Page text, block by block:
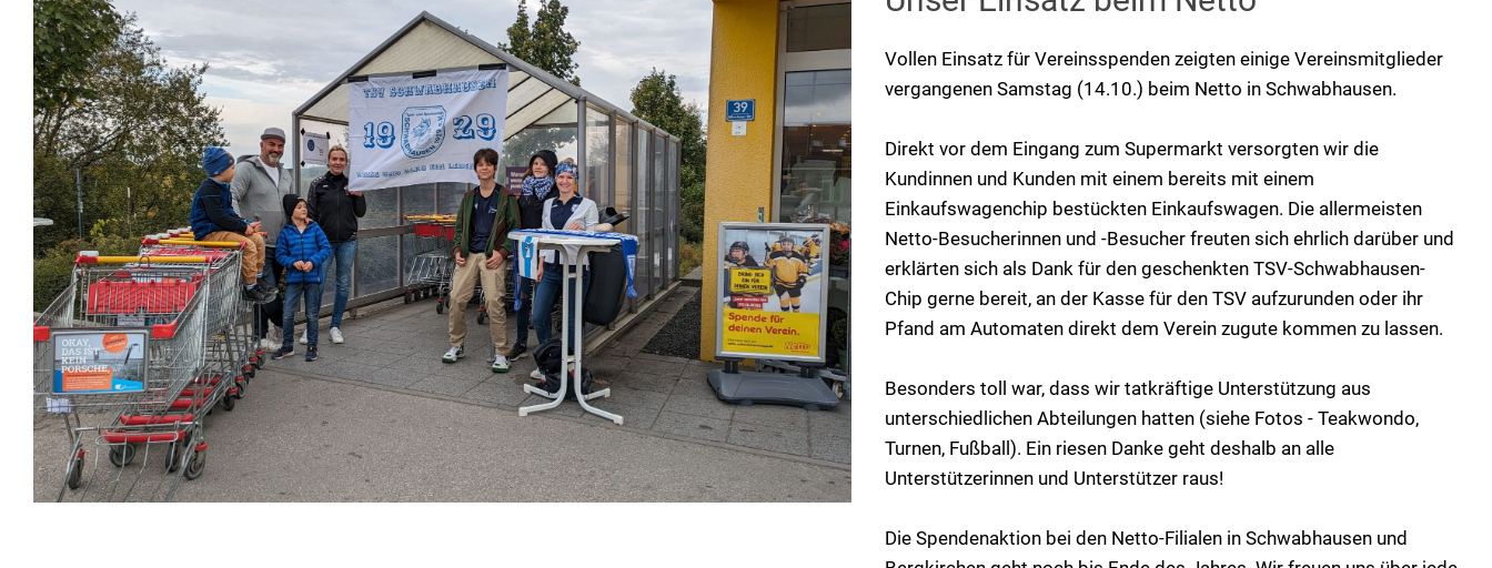
Vollen Einsatz für Vereinsspenden zeigten einige Vereinsmitglieder
vergangenen Samstag (14.10.) beim Netto in Schwabhausen.
Direkt vor dem Eingang zum Supermarkt versorgten wir die
Kundinnen und Kunden mit einem bereits mit einem
Einkaufswagenchip bestückten Einkaufswagen. Die allermeisten
Netto-Besucherinnen und -Besucher freuten sich ehrlich darüber und
erklärten sich als Dank für den geschenkten TSV-Schwabhausen-
Chip gerne bereit, an der Kasse für den TSV aufzurunden oder ihr
Pfand am Automaten direkt dem Verein zugute kommen zu lassen.
Besonders toll war, dass wir tatkräftige Unterstützung aus
unterschiedlichen Abteilungen hatten (siehe Fotos - Teakwondo,
Turnen, Fußball). Ein riesen Danke geht deshalb an alle
Unterstützerinnen und Unterstützer raus!
Die Spendenaktion bei den Netto-Filialen in Schwabhausen und